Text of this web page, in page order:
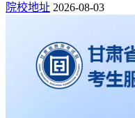
院校地址 2026-08-03